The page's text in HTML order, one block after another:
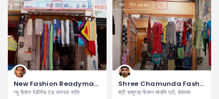
979 views
New Fashion Readymade And General Store Sanchore
न्यू फैशन रेडीमेड एंड जनरल स्टोर
793 views
Shree Chamunda Fashion Sanchore
श्री चामुण्डा फैशन सांचौर प्रो, देवाराम